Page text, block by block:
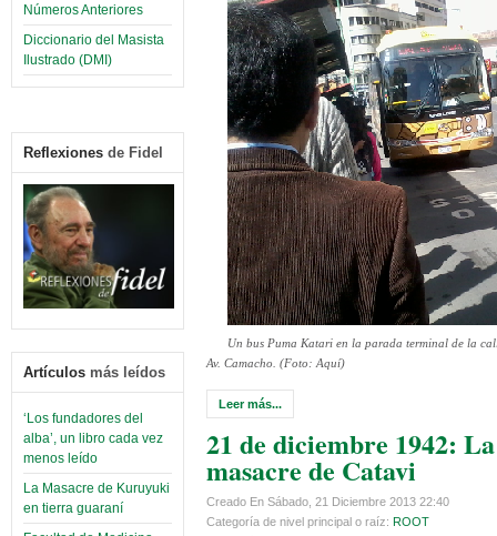
Números Anteriores
Diccionario del Masista
Ilustrado (DMI)
Reflexiones de Fidel
Artículos más leídos
‘Los fundadores del
alba’, un libro cada vez
menos leído
La Masacre de Kuruyuki
en tierra guaraní
Un bus Puma Katari en la parada terminal de la
Av. Camacho. (Foto: Aquí)
Leer más...
21 de diciembre 1942: La
masacre de Catavi
Creado En Sábado, 21 Diciembre 2013 22:40
Categoría de nivel principal o raíz: ROOT